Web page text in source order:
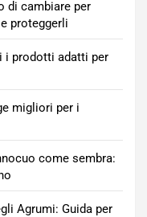
di cambiare per
proteggerli
i prodotti adatti per
migliori per i
come sembra:
Agrumi: Guida per